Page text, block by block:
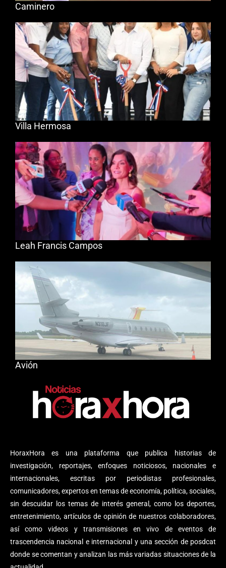
HoraxHora es una plataforma que publica historias de
investigación, reportajes, enfoques noticiosos, nacionales e
internacionales, escritas por periodistas profesionales,
comunicadores, expertos en temas de economía, política, sociales,
sin descuidar los temas de interés general, como los deportes,
entretenimiento, artículos de opinión de nuestros colaboradores,
así como videos y transmisiones en vivo de eventos de
trascendencia nacional e internacional y una sección de posdcat
donde se comentan y analizan las más variadas situaciones de la
Caminero
Villa Hermosa
Leah Francis Campos
Avión